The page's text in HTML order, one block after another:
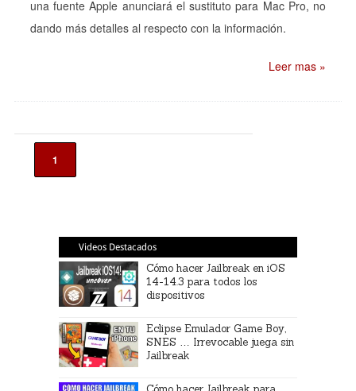
una fuente Apple anunciará el sustituto para Mac Pro, no
dando más detalles al respecto con la información.
Leer mas »
1
Videos Destacados
Cómo hacer Jailbreak en iOS
14-14.3 para todos los
dispositivos
Eclipse Emulador Game Boy,
SNES … Irrevocable juega sin
Jailbreak